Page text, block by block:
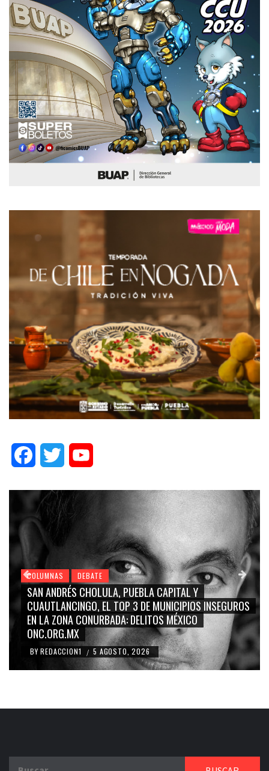
FacebookTwitter
COLUMNAS DEBATE
GRACE PALOMARES, NAY SALVATORI, SERGIO
CARMEN SALINAS “LA CORCHOLATA”,
BLANCO, SILVIA PINAL: LA TRIVIALIZACIÓN Y
RIDICULIZACIÓN DE LA REPRESENTACIÓN
BY REDACCION1 / 4 AGOSTO, 2026